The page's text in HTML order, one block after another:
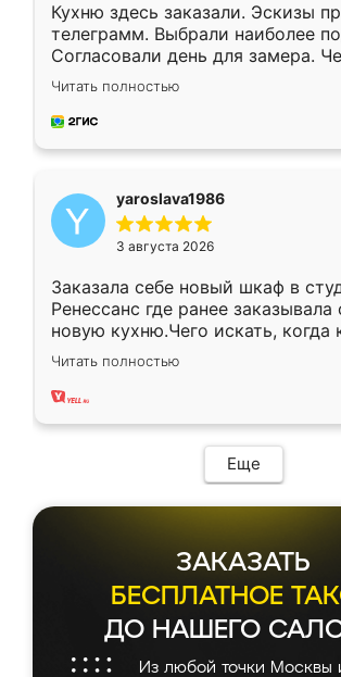
Кухню здесь заказали. Эскизы
телеграмм. Выбрали наиболее
Согласовали день для замера.
недели кухня была уже готова.
довольны работой. Спасибо
мебель за качественную работу!
Читать полностью
yaroslava1986
3 августа 2026
Заказала себе новый шкаф в
Ренессанс где ранее заказывала
новую кухню.Чего искать, когда
вполне довольна. Служит кухня
два года, нареканий нет.
Читать полностью
Еще
ЗАКАЗАТЬ
БЕСПЛАТНОЕ
ДО НАШЕГО
Из любой точки Москвы